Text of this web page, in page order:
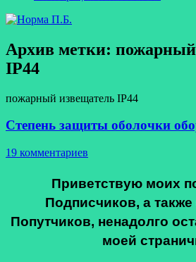
Архив метки: пожарный
IP44
пожарный извещатель IP44
Степень защиты оболочки
19 комментариев
Приветствую моих
Подписчиков, а
Попутчиков, ненадолго
моей